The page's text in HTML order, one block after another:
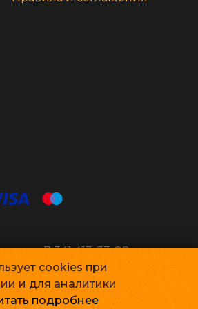
cookies при
и для аналитики
подробнее
+7 341 413-33-88
Кинолюкс